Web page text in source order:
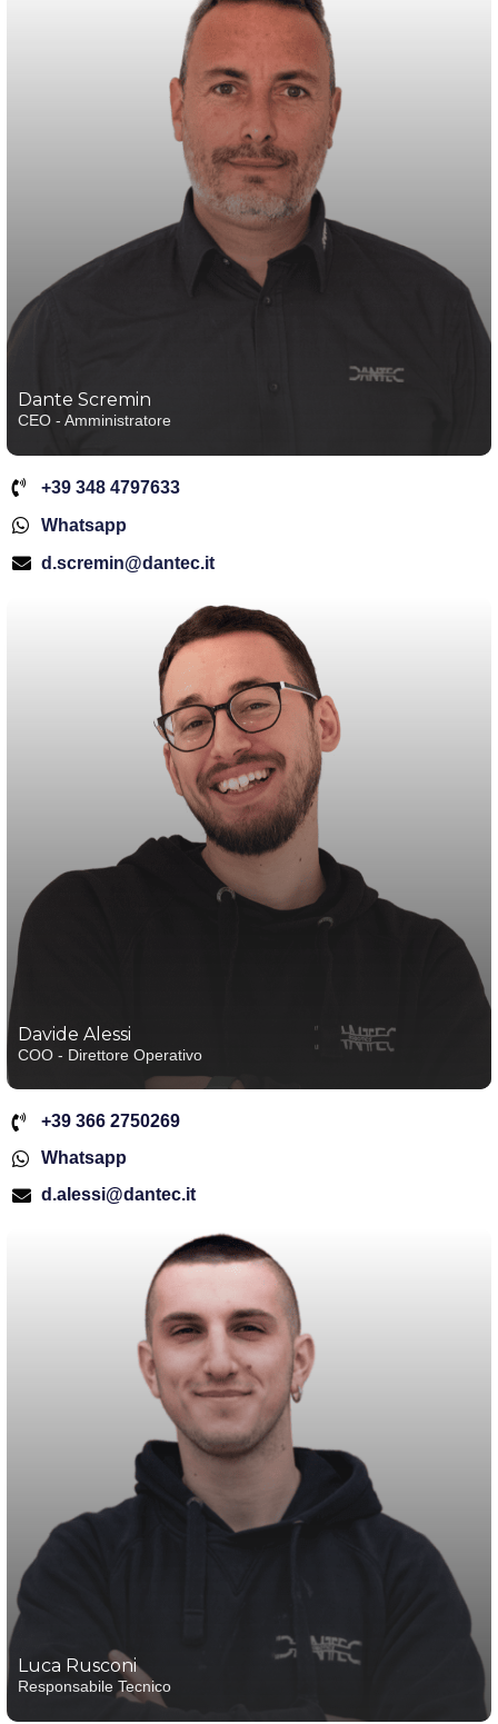
Dante Scremin
CEO - Amministratore
+39 348 4797633
Whatsapp
d.scremin@dantec.it
Davide Alessi
COO - Direttore Operativo
+39 366 2750269
Whatsapp
d.alessi@dantec.it
Luca Rusconi
Responsabile Tecnico